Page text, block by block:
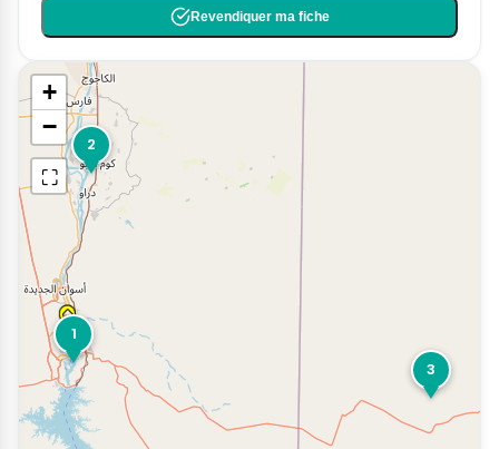
Revendiquer ma fiche
1
2
3
+
−
⛶